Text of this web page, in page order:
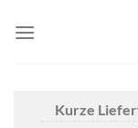
Kurze